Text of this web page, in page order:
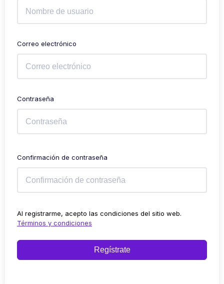
Correo electrónico
Contraseña
Confirmación de contraseña
Al registrarme, acepto las condiciones del sitio web.
Términos y condiciones
Regístrate